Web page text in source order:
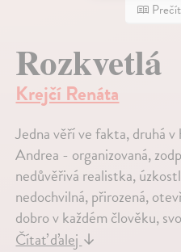
Rozkvetlá
Krejčí Renáta
Jedna věří ve fakta, druhá
Andrea - organizovaná,
nedůvěřivá realistka,
nedochvilná, přirozená,
dobro v každém člověku,
Čítať ďalej ↓